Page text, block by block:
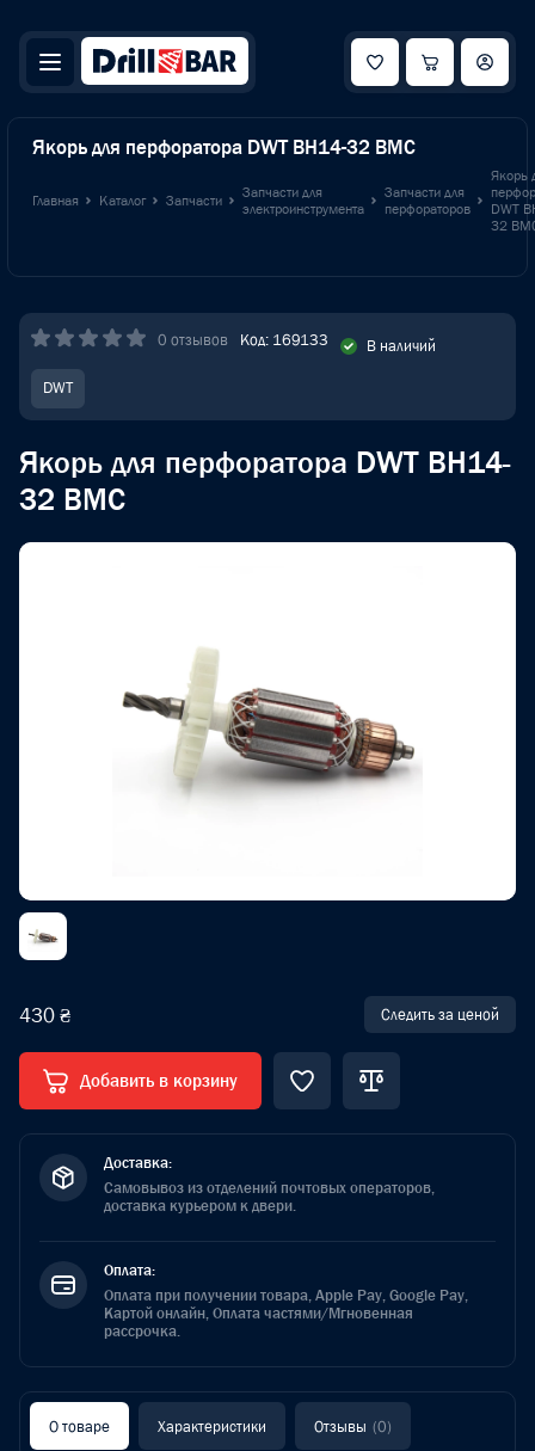
Якорь для перфоратора DWT ВН14-32 BMC
Главная Каталог Запчасти
Запчасти для
электроинструмента
Запчасти для
перфораторов
Якорь
DWT
32
0 отзывов Код: 169133 В наличий
DWT
Якорь для перфоратора DWT ВН14-
32 BMC
430 ₴ Следить за ценой
Добавить в корзину
Доставка:
Самовывоз из отделений почтовых операторов,
доставка курьером к двери.
Оплата:
Оплата при получении товара, Apple Pay, Google Pay,
Картой онлайн, Оплата частями/Мгновенная
рассрочка.
О товаре Характеристики Отзывы (0)